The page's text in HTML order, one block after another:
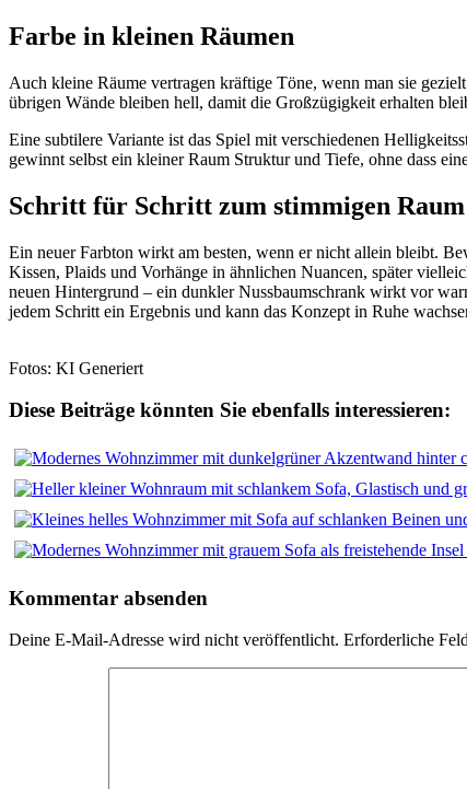
Farbe in kleinen Räumen
Auch kleine Räume vertragen kräftige Töne, wenn man sie
übrigen Wände bleiben hell, damit die Großzügigkeit erhalten
Eine subtilere Variante ist das Spiel mit verschiedenen
gewinnt selbst ein kleiner Raum Struktur und Tiefe, ohne dass
Schritt für Schritt zum stimmigen Raum
Ein neuer Farbton wirkt am besten, wenn er nicht allein bleibt.
Kissen, Plaids und Vorhänge in ähnlichen Nuancen, später
neuen Hintergrund – ein dunkler Nussbaumschrank wirkt vor
jedem Schritt ein Ergebnis und kann das Konzept in Ruhe
Fotos: KI Generiert
Diese Beiträge könnten Sie ebenfalls interessieren:
Kommentar absenden
Deine E-Mail-Adresse wird nicht veröffentlicht. Erforderliche